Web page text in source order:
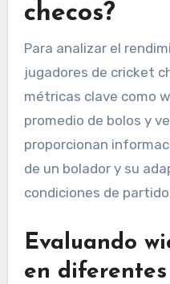
checos?
Para analizar el
jugadores de cricket
métricas clave como
promedio de bolos y
proporcionan
de un bolador y su
condiciones de
Evaluando
en